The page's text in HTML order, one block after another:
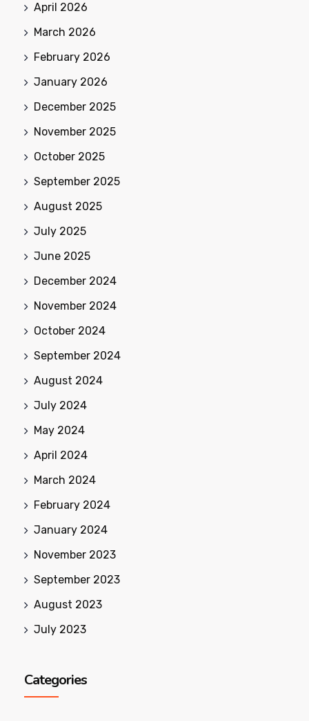
April 2026
March 2026
February 2026
January 2026
December 2025
November 2025
October 2025
September 2025
August 2025
July 2025
June 2025
December 2024
November 2024
October 2024
September 2024
August 2024
July 2024
May 2024
April 2024
March 2024
February 2024
January 2024
November 2023
September 2023
August 2023
July 2023
Categories